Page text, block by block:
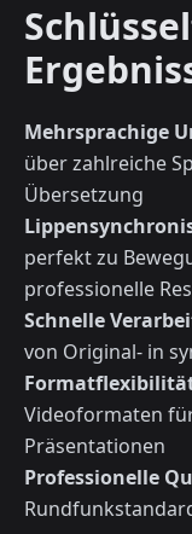
Mehrsprachige
über zahlreiche
Übersetzung
perfekt zu
professionelle
Schnelle
von Original- in
Videoformaten
Präsentationen
Professionelle